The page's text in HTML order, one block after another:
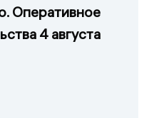
Оперативное
4 августа